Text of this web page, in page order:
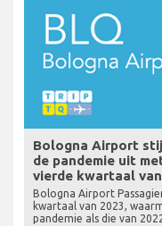
Bologna Airport
de pandemie uit
vierde kwartaal
Bologna Airport
kwartaal van 2023,
pandemie als die van